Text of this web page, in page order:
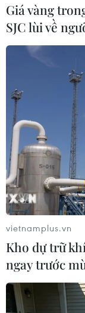
Giá vàng
SJC lùi về
vietnamplus.vn
Kho dự trữ
ngay trước